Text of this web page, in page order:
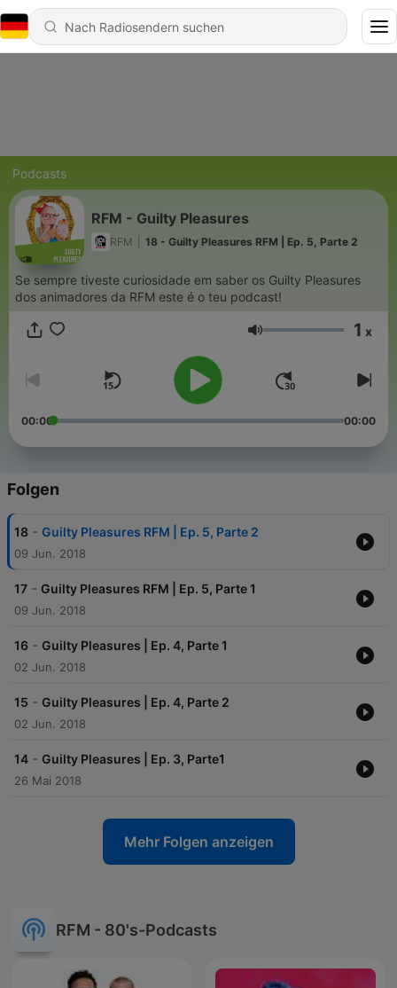
Podcasts
RFM - Guilty Pleasures
RFM 18 - Guilty Pleasures RFM | Ep. 5, Parte 2
Se sempre tiveste curiosidade em saber os Guilty Pleasures
dos animadores da RFM este é o teu podcast!
Lautstärke 1 x
00:00 00:00
Folgen
18 - Guilty Pleasures RFM | Ep. 5, Parte 2
09 Jun. 2018
17 - Guilty Pleasures RFM | Ep. 5, Parte 1
09 Jun. 2018
16 - Guilty Pleasures | Ep. 4, Parte 1
02 Jun. 2018
15 - Guilty Pleasures | Ep. 4, Parte 2
02 Jun. 2018
14 - Guilty Pleasures | Ep. 3, Parte1
26 Mai 2018
Mehr Folgen anzeigen
RFM - 80's-Podcasts